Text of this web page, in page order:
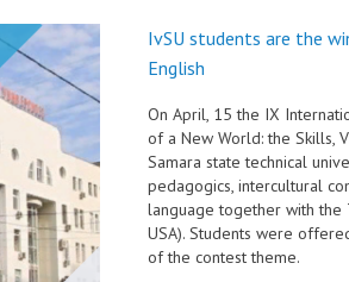
• Вход в систему ЭИОС
• Федеральный проект
«Содействие занятости»
трудоустройству выпускников
«Карьера»
• Страница добра
• Финансово-хозяйственная
деятельность
• Внутренняя система оценки
качества образования
IvSU students are the
English
On April, 15 the IX
of a New World: the Skills,
Samara state technical
pedagogics, intercultural
language together with the
USA). Students were
of the contest theme.